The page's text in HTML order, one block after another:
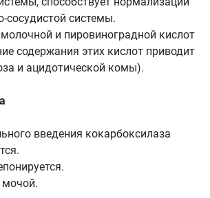
сосудистой системы.
и пировиноградной кислот
содержания этих кислот приводит
и ацидотической комы).
введения кокарбоксилаза
мочой.